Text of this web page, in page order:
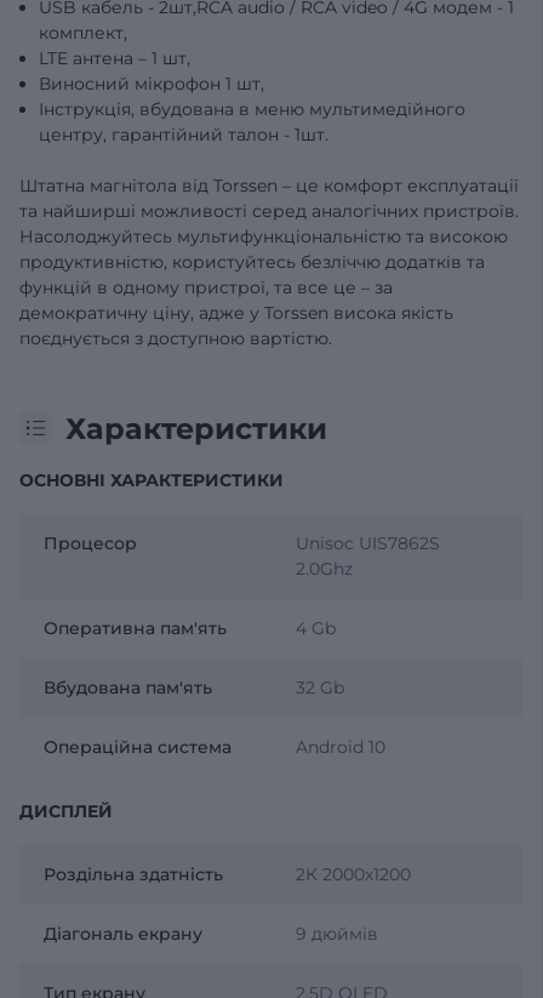
USB кабель - 2шт,RCA audio / RCA video / 4G модем - 1
комплект,
LTE антена – 1 шт,
Виносний мікрофон 1 шт,
Інструкція, вбудована в меню мультимедійного
центру, гарантійний талон - 1шт.
Штатна магнітола від Torssen – це комфорт експлуатації
та найширші можливості серед аналогічних пристроїв.
Насолоджуйтесь мультифункціональністю та високою
продуктивністю, користуйтесь безліччю додатків та
функцій в одному пристрої, та все це – за
демократичну ціну, адже у Torssen висока якість
поєднується з доступною вартістю.
Характеристики
ОСНОВНІ ХАРАКТЕРИСТИКИ
Процесор
Unisoc UIS7862S
2.0Ghz
Оперативна пам'ять 4 Gb
Вбудована пам'ять 32 Gb
Операційна система Android 10
ДИСПЛЕЙ
Роздільна здатність 2К 2000х1200
Діагональ екрану 9 дюймів
Тип екрану 2,5D QLED